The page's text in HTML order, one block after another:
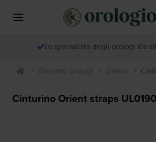
Lo specialista degli orologi da
Cinturini orologi Orient
Cinturino Orient straps